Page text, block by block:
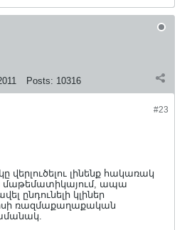
Posts: 10316
#23
վերլուծելու լինենք հակառակ
մաթեմատիկայում, ապա
ընդունելի կլիներ
ռազմաքաղաքական